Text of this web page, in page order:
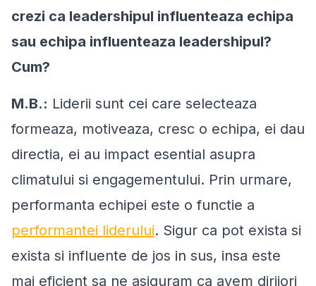
crezi ca leadershipul influenteaza echipa
sau echipa influenteaza leadershipul?
Cum?
M.B.: Liderii sunt cei care selecteaza
formeaza, motiveaza, cresc o echipa, ei dau
directia, ei au impact esential asupra
climatului si engagementului. Prin urmare,
performanta echipei este o functie a
performantei liderului. Sigur ca pot exista si
exista si influente de jos in sus, insa este
mai eficient sa ne asiguram ca avem dirijori